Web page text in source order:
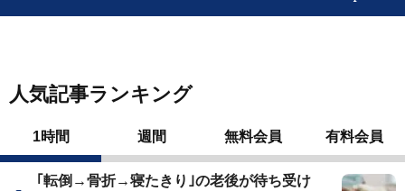
人気記事ランキング
1時間 週間 無料会員 有料会員
｢転倒→骨折→寝たきり｣の老後が待ち受け